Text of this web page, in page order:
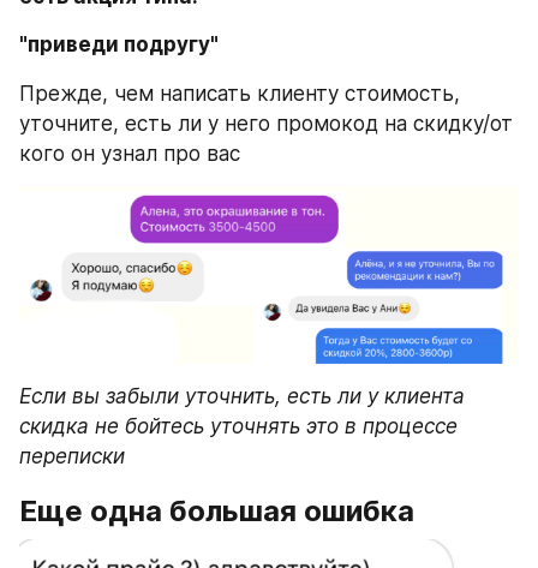
"приведи подругу"
Прежде, чем написать клиенту стоимость,
уточните, есть ли у него промокод на скидку/от
кого он узнал про вас
Если вы забыли уточнить, есть ли у клиента
скидка не бойтесь уточнять это в процессе
переписки
Еще одна большая ошибка